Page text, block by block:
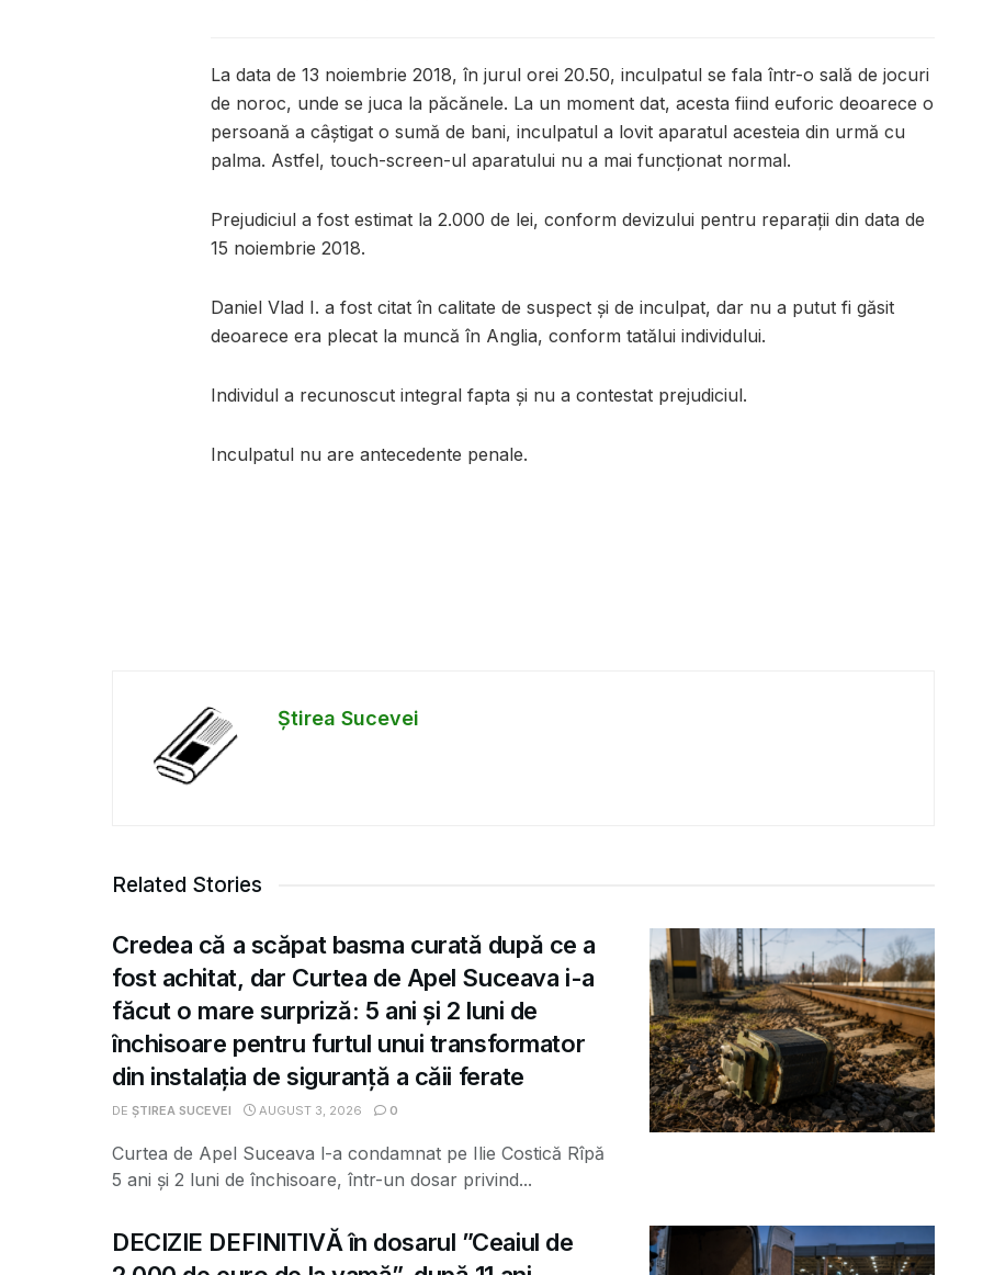
La data de 13 noiembrie 2018, în jurul orei 20.50, inculpatul se fala într-o sală de jocuri
de noroc, unde se juca la păcănele. La un moment dat, acesta fiind euforic deoarece o
persoană a câștigat o sumă de bani, inculpatul a lovit aparatul acesteia din urmă cu
palma. Astfel, touch-screen-ul aparatului nu a mai funcționat normal.
Prejudiciul a fost estimat la 2.000 de lei, conform devizului pentru reparații din data de
15 noiembrie 2018.
Daniel Vlad I. a fost citat în calitate de suspect și de inculpat, dar nu a putut fi găsit
deoarece era plecat la muncă în Anglia, conform tatălui individului.
Individul a recunoscut integral fapta și nu a contestat prejudiciul.
Inculpatul nu are antecedente penale.
Știrea Sucevei
Related Stories
Credea că a scăpat basma curată după ce a
fost achitat, dar Curtea de Apel Suceava i-a
făcut o mare surpriză: 5 ani și 2 luni de
închisoare pentru furtul unui transformator
din instalația de siguranță a căii ferate
DE ȘTIREA SUCEVEI AUGUST 3, 2026 0
Curtea de Apel Suceava l-a condamnat pe Ilie Costică Rîpă
5 ani și 2 luni de închisoare, într-un dosar privind...
DECIZIE DEFINITIVĂ în dosarul ”Ceaiul de